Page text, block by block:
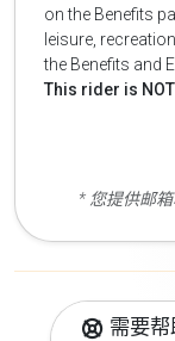
on the Benefits
leisure,
the Benefits and
This rider is
* 您提供邮
需要帮